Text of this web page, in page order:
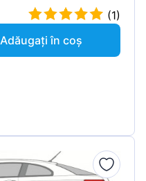
(1)
Adăugați în coș